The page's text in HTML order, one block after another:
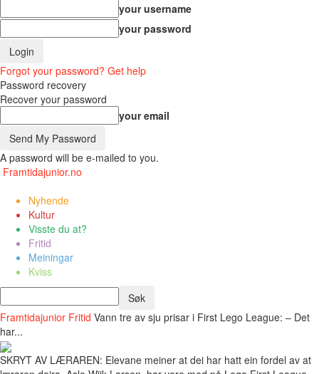
your username
your password
Forgot your password? Get help
Password recovery
Recover your password
your email
A password will be e-mailed to you.
Framtidajunior.no
Nyhende
Kultur
Visste du at?
Fritid
Meiningar
Kviss
Framtidajunior Fritid Vann tre av sju prisar i First Lego League: – Det
har...
SKRYT AV LÆRAREN: Elevane meiner at dei har hatt ein fordel av at